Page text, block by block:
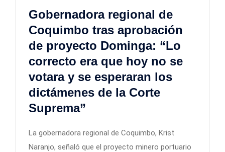
Gobernadora regional de
Coquimbo tras aprobación
de proyecto Dominga: “Lo
correcto era que hoy no se
votara y se esperaran los
dictámenes de la Corte
Suprema”
La gobernadora regional de Coquimbo, Krist
Naranjo, señaló que el proyecto minero portuario